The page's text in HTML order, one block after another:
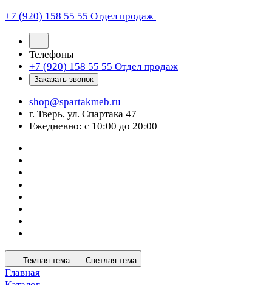
+7 (920) 158 55 55 Отдел продаж
Телефоны
+7 (920) 158 55 55 Отдел продаж
Заказать звонок
shop@spartakmeb.ru
г. Тверь, ул. Спартака 47
Ежедневно: с 10:00 до 20:00
Темная тема Светлая тема
Главная